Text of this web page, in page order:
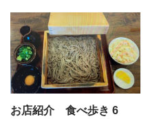
お店紹介 食べ歩き 6